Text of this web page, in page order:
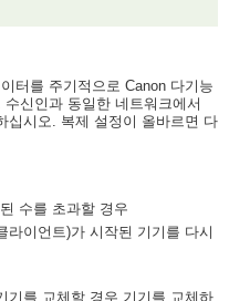
터를 주기적으로 Canon 다기능
신인과 동일한 네트워크에서
십시오. 복제 설정이 올바르면 다
수를 초과할 경우
라이언트)가 시작된 기기를 다시
기를 교체할 경우 기기를 교체하